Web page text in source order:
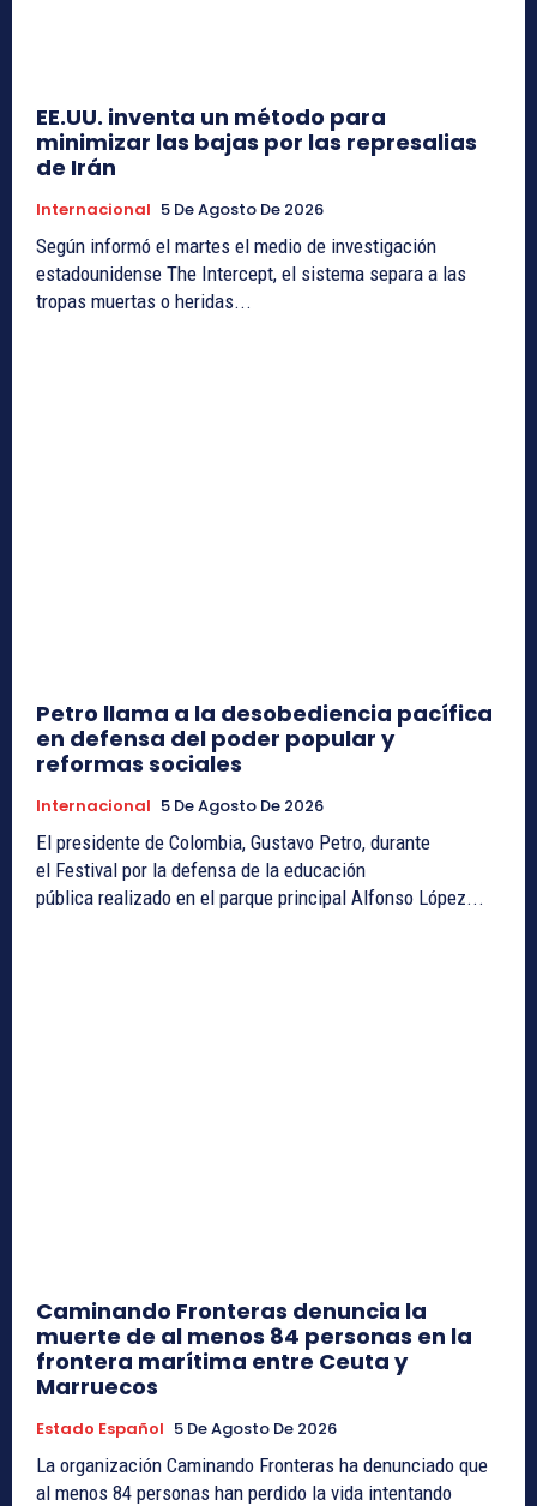
EE.UU. inventa un método para
minimizar las bajas por las represalias
de Irán
Internacional 5 De Agosto De 2026
Según informó el martes el medio de investigación
estadounidense The Intercept, el sistema separa a las
tropas muertas o heridas...
Petro llama a la desobediencia pacífica
en defensa del poder popular y
reformas sociales
Internacional 5 De Agosto De 2026
El presidente de Colombia, Gustavo Petro, durante
el Festival por la defensa de la educación
pública realizado en el parque principal Alfonso López...
Caminando Fronteras denuncia la
muerte de al menos 84 personas en la
frontera marítima entre Ceuta y
Marruecos
Estado Español 5 De Agosto De 2026
La organización Caminando Fronteras ha denunciado que
al menos 84 personas han perdido la vida intentando